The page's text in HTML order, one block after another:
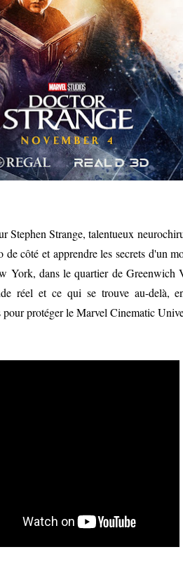
Stephen Strange, talentueux
côté et apprendre les secrets d'un
York, dans le quartier de
réel et ce qui se trouve au-delà,
protéger le Marvel Cinematic